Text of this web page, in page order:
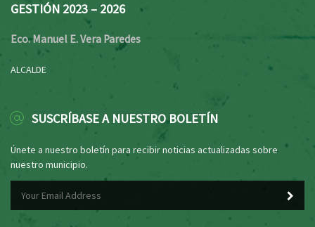
GESTIÓN 2023 – 2026
Eco. Manuel E. Vera Paredes
ALCALDE
SUSCRÍBASE A NUESTRO BOLETÍN
Únete a nuestro boletín para recibir noticias actualizadas sobre
nuestro municipio.